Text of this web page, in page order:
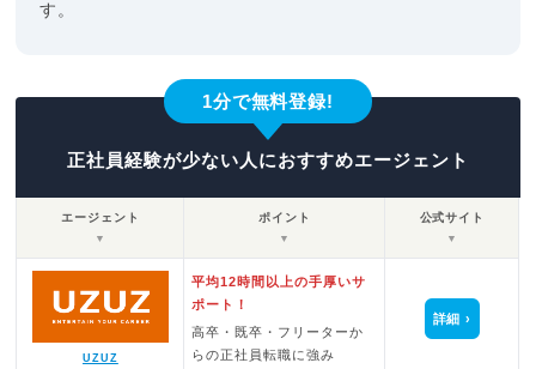
す。
1分で無料登録!
正社員経験が少ない人におすすめエージェント
エージェント
▼
ポイント
▼
公式サイト
▼
UZUZ
平均12時間以上の手厚いサ
ポート！
高卒・既卒・フリーターか
らの正社員転職に強み
詳細